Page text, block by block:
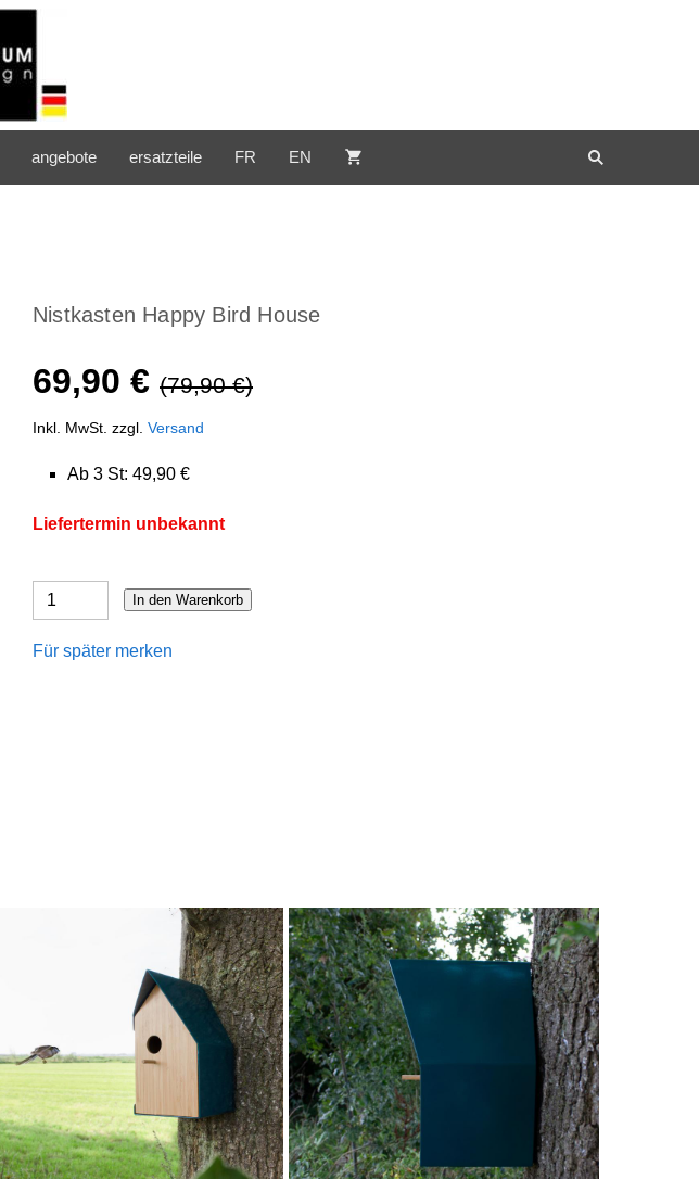
angebote ersatzteile FR EN
Nistkasten Happy Bird House
69,90 € (79,90 €)
Inkl. MwSt. zzgl. Versand
Ab 3 St: 49,90 €
Liefertermin unbekannt
In den Warenkorb
Für später merken